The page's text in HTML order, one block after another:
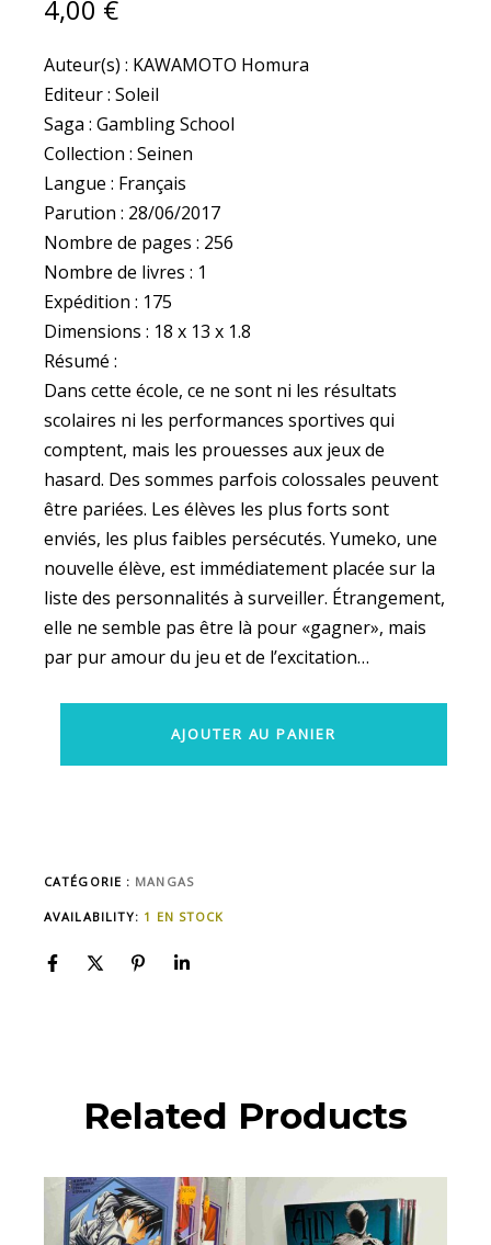
4,00 €
Auteur(s) : KAWAMOTO Homura
Editeur : Soleil
Saga : Gambling School
Collection : Seinen
Langue : Français
Parution : 28/06/2017
Nombre de pages : 256
Nombre de livres : 1
Expédition : 175
Dimensions : 18 x 13 x 1.8
Résumé :
Dans cette école, ce ne sont ni les résultats
scolaires ni les performances sportives qui
comptent, mais les prouesses aux jeux de
hasard. Des sommes parfois colossales peuvent
être pariées. Les élèves les plus forts sont
enviés, les plus faibles persécutés. Yumeko, une
nouvelle élève, est immédiatement placée sur la
liste des personnalités à surveiller. Étrangement,
elle ne semble pas être là pour «gagner», mais
par pur amour du jeu et de l’excitation…
AJOUTER AU PANIER
CATÉGORIE : MANGAS
AVAILABILITY: 1 EN STOCK
Related Products